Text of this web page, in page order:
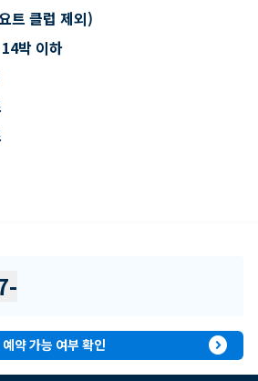
트 클럽 제외)
박 이하
-
예약 가능 여부 확인 expand_circle_right